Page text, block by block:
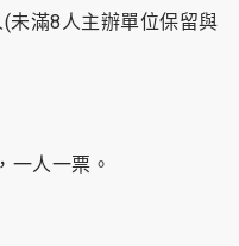
(未滿8人主辦單位保留與
一人一票。